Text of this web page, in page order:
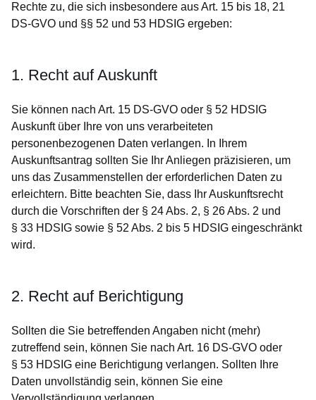
Rechte zu, die sich insbesondere aus Art. 15 bis 18, 21
DS-GVO und §§ 52 und 53 HDSIG ergeben:
1. Recht auf Auskunft
Sie können nach Art. 15 DS-GVO oder § 52 HDSIG
Auskunft über Ihre von uns verarbeiteten
personenbezogenen Daten verlangen. In Ihrem
Auskunftsantrag sollten Sie Ihr Anliegen präzisieren, um
uns das Zusammenstellen der erforderlichen Daten zu
erleichtern. Bitte beachten Sie, dass Ihr Auskunftsrecht
durch die Vorschriften der § 24 Abs. 2, § 26 Abs. 2 und
§ 33 HDSIG sowie § 52 Abs. 2 bis 5 HDSIG eingeschränkt
wird.
2. Recht auf Berichtigung
Sollten die Sie betreffenden Angaben nicht (mehr)
zutreffend sein, können Sie nach Art. 16 DS-GVO oder
§ 53 HDSIG eine Berichtigung verlangen. Sollten Ihre
Daten unvollständig sein, können Sie eine